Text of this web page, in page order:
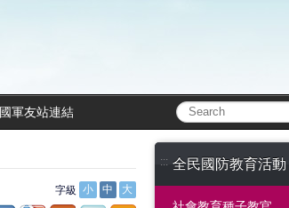
國軍友站連結
字級 小 中 大
::: 全民國防教育活動